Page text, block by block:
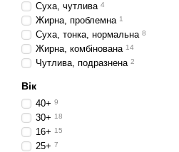
Суха, чутлива 4
Жирна, проблемна 1
Суха, тонка, нормальна 8
Жирна, комбінована 14
Чутлива, подразнена 2
Вік
40+ 9
30+ 18
16+ 15
25+ 7